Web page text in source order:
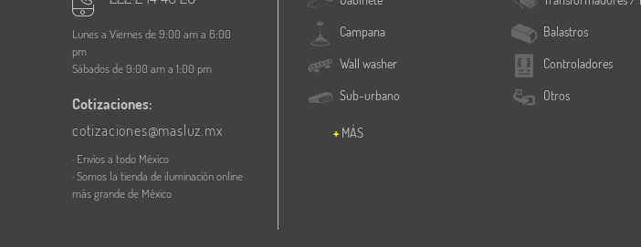
Lunes a Viernes de 9:00 am a 6:00
pm
Sábados de 9:00 am a 1:00 pm
Cotizaciones:
cotizaciones@masluz.mx
· Envíos a todo México
· Somos la tienda de iluminación online
más grande de México
Campana
Wall washer
Sub-urbano
MÁS
Balastros
Controladores
Otros